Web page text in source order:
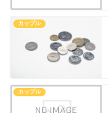
カップル
カップル